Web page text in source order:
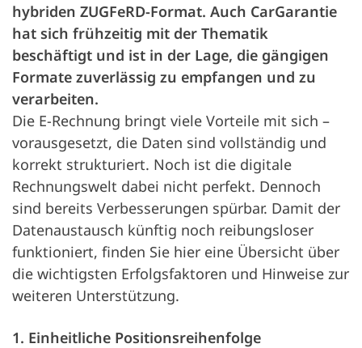
hybriden ZUGFeRD-Format. Auch CarGarantie
hat sich frühzeitig mit der Thematik
beschäftigt und ist in der Lage, die gängigen
Formate zuverlässig zu empfangen und zu
verarbeiten.
Die E-Rechnung bringt viele Vorteile mit sich –
vorausgesetzt, die Daten sind vollständig und
korrekt strukturiert. Noch ist die digitale
Rechnungswelt dabei nicht perfekt. Dennoch
sind bereits Verbesserungen spürbar. Damit der
Datenaustausch künftig noch reibungsloser
funktioniert, finden Sie hier eine Übersicht über
die wichtigsten Erfolgsfaktoren und Hinweise zur
weiteren Unterstützung.
1. Einheitliche Positionsreihenfolge